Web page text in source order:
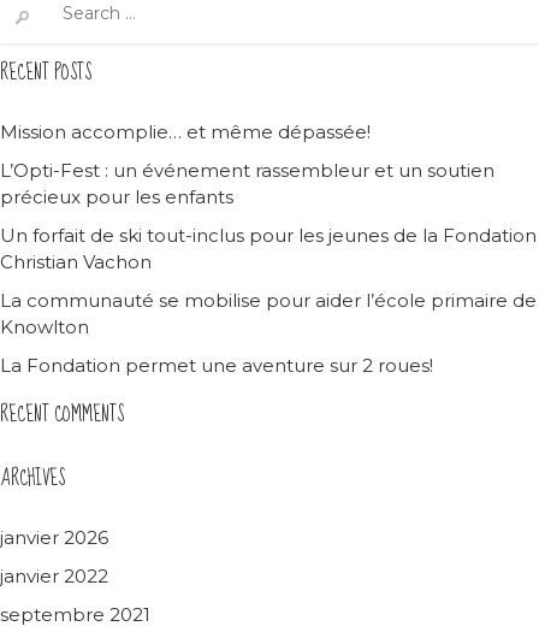
for:
RECENT POSTS
Mission accomplie… et même dépassée!
L’Opti-Fest : un événement rassembleur et un soutien
précieux pour les enfants
Un forfait de ski tout-inclus pour les jeunes de la Fondation
Christian Vachon
La communauté se mobilise pour aider l’école primaire de
Knowlton
La Fondation permet une aventure sur 2 roues!
RECENT COMMENTS
ARCHIVES
janvier 2026
janvier 2022
septembre 2021